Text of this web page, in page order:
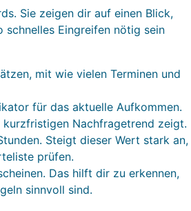
Sie zeigen dir auf einen Blick,
Eingreifen nötig sein
mit wie vielen Terminen und
für das aktuelle Aufkommen.
kurzfristigen Nachfragetrend zeigt.
Steigt dieser Wert stark an,
prüfen.
Das hilft dir zu erkennen,
sinnvoll sind.